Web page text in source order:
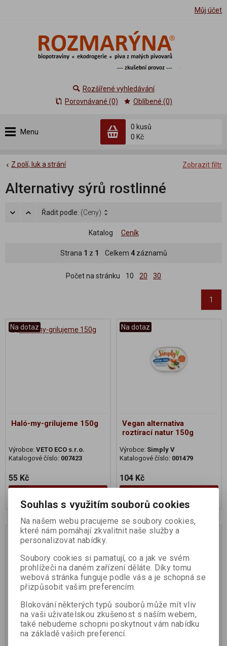
Můj účet
Menu
0 kusů
0 Kč
Rozšířené vyhledávání
Porovnávané (0)
Oblíbené (0)
Zobrazit filtr
Z polí, luk a strání
Alternativy sýrů rostlinné
Řadit podle: (Ceny)
Katalog Ceník
Strana 1 z 1 Celkem 4záznamů
Počet na stránku 10 20 30
1
Na dotaz
Haló-my-grilujeme 150g
Výrobce: VETO ECO s.r.o.
Katalogové číslo: 007423
55 Kč
Na dotaz
Vegan alternativa
roztírací natur 150g
Výrobce: Simply V
Katalogové číslo: 001479
104 Kč
Na dotaz
Vegan alternativa plátkový
natur 150g
Na dotaz
Vegan alternativa plátkový
s ořechy 150g
Souhlas s využitím souborů cookies
Na našem webu pracujeme se soubory cookies,
které nám pomáhají zkvalitnit naše služby a
personalizovat nabídky.
Soubory cookies si pamatují, co a jak ve svém
prohlížeči na daném zařízení děláte. Díky tomu
webová stránka funguje podle vás a je schopná se
přizpůsobit vašim preferencím.
Blokování některých typů souborů může mít vliv
na vaši uživatelskou zkušenost s naším webem,
také nebudeme schopni poskytnout vám nabídku
na základě vašich preferencí.